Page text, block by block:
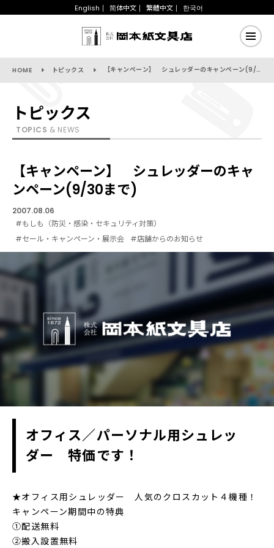
English 简体中文 繁體中文 한국어
HOME トピックス 【キャンペーン】 シュレッダーのキャンペーン(9/30まで)
トピックス
TOPICS & NEWS
【キャンペーン】 シュレッダーのキャ
ンペーン(9/30まで)
2007.08.06
#もしも（防災・感染・セキュリティ対策）
#セール・キャンペーン・展示会
#店舗からのお知らせ
オフィス／パーソナル用シュレッ
ダー 特価です！
★オフィス用シュレッダー 人気のクロスカット４機種！
キャンペーン期間中の特典
①配送無料
②搬入設置無料